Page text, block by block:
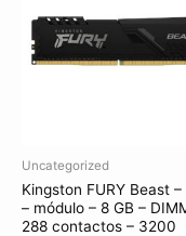
Uncategorized
Kingston FURY Beast –
– módulo – 8 GB –
288 contactos – 3200